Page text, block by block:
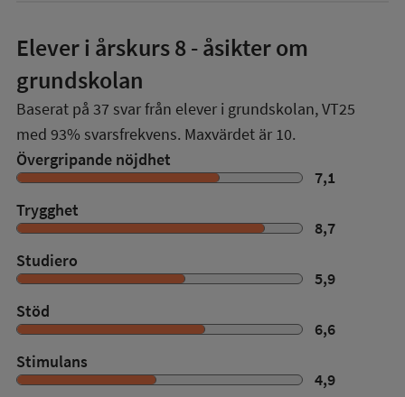
Elever i årskurs 8- åsikter om
grundskolan
Baserat på 37 svar från elever i grundskolan,VT25
med 93% svarsfrekvens. Maxvärdet är 10.
Övergripande nöjdhet
7,1
Trygghet
8,7
Studiero
5,9
Stöd
6,6
Stimulans
4,9